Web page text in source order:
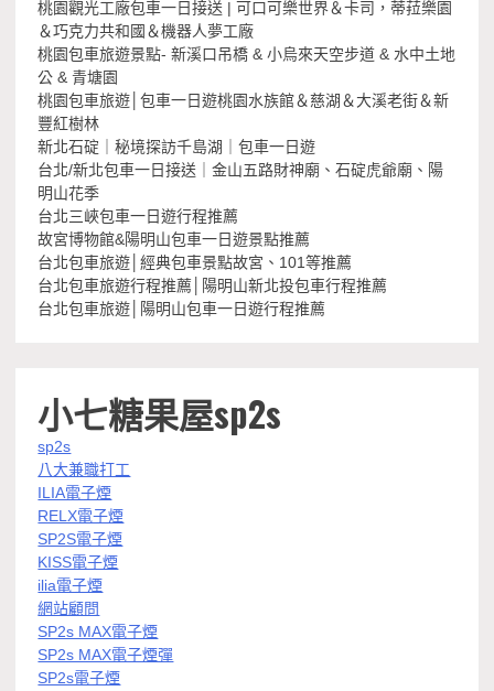
桃園觀光工廠包車一日接送 | 可口可樂世界＆卡司，蒂菈樂園
＆巧克力共和國＆機器人夢工廠
桃園包車旅遊景點- 新溪口吊橋 & 小烏來天空步道 & 水中土地
公 & 青塘園
桃園包車旅遊│包車一日遊桃園水族館＆慈湖＆大溪老街＆新
豐紅樹林
新北石碇｜秘境探訪千島湖｜包車一日遊
台北/新北包車一日接送｜金山五路財神廟、石碇虎爺廟、陽
明山花季
台北三峽包車一日遊行程推薦
故宮博物館&陽明山包車一日遊景點推薦
台北包車旅遊│經典包車景點故宮、101等推薦
台北包車旅遊行程推薦│陽明山新北投包車行程推薦
台北包車旅遊│陽明山包車一日遊行程推薦
小七糖果屋sp2s
sp2s
八大兼職打工
ILIA電子煙
RELX電子煙
SP2S電子煙
KISS電子煙
ilia電子煙
網站顧問
SP2s MAX電子煙
SP2s MAX電子煙彈
SP2s電子煙